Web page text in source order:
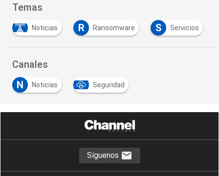
Temas
Noticias R Ransomware S Servicios
Canales
N
Noticias Seguridad
Síguenos